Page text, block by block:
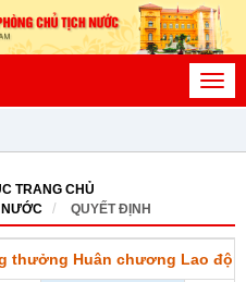
TRANG CHỦ
NƯỚC
QUYẾT ĐỊNH
thưởng Huân chương Lao